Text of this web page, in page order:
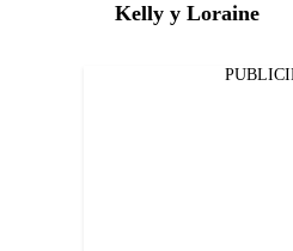
Kelly y Loraine